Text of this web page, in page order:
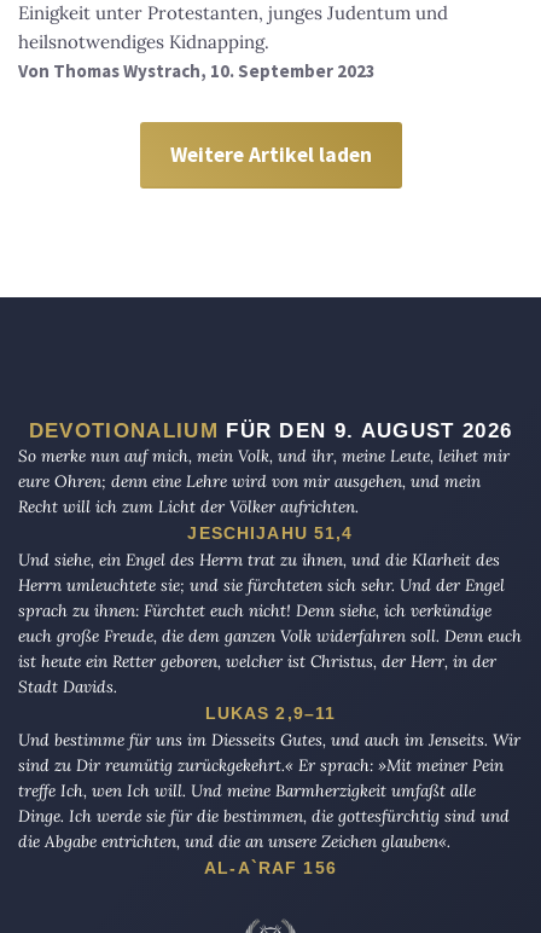
Einigkeit unter Protestanten, junges Judentum und
heilsnotwendiges Kidnapping.
Von Thomas Wystrach, 10. September 2023
Weitere Artikel laden
DEVOTIONALIUM FÜR DEN 9. AUGUST 2026
So merke nun auf mich, mein Volk, und ihr, meine Leute, leihet mir
eure Ohren; denn eine Lehre wird von mir ausgehen, und mein
Recht will ich zum Licht der Völker aufrichten.
JESCHIJAHU 51,4
Und siehe, ein Engel des Herrn trat zu ihnen, und die Klarheit des
Herrn umleuchtete sie; und sie fürchteten sich sehr. Und der Engel
sprach zu ihnen: Fürchtet euch nicht! Denn siehe, ich verkündige
euch große Freude, die dem ganzen Volk widerfahren soll. Denn euch
ist heute ein Retter geboren, welcher ist Christus, der Herr, in der
Stadt Davids.
LUKAS 2,9–11
Und bestimme für uns im Diesseits Gutes, und auch im Jenseits. Wir
sind zu Dir reumütig zurückgekehrt.« Er sprach: »Mit meiner Pein
treffe Ich, wen Ich will. Und meine Barmherzigkeit umfaßt alle
Dinge. Ich werde sie für die bestimmen, die gottesfürchtig sind und
die Abgabe entrichten, und die an unsere Zeichen glauben«.
AL-A`RAF 156